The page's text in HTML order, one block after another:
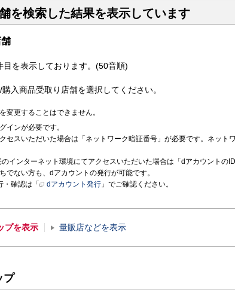
を検索した結果を表示しています
目を表示しております。(50音順)
入商品受取り店舗を選択してください。
変更することはできません。
インが必要です。
セスいただいた場合は「ネットワーク暗証番号」が必要です。ネット
インターネット環境にてアクセスいただいた場合は「dアカウントの
でない方も、dアカウントの発行が可能です。
・確認は「
dアカウント発行 」でご確認ください。
プを表示 量販店などを表示
プ